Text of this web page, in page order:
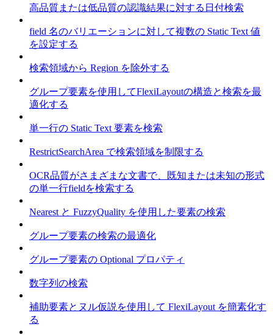
高品質または低品質の認識結果に対する日付検索
field 名のバリエーションに対して複数の Static Text 値
を設定する
検索領域から Region を除外する
グループ要素を使用してFlexiLayoutの構造と検索を最
適化する
単一行の Static Text 要素を検索
RestrictSearchArea で検索領域を制限する
OCR品質がさまざまな文書で、既知または未知の形式
の単一行fieldを検索する
Nearest と FuzzyQuality を使用した要素の検索
グループ要素の検索の最適化
グループ要素の Optional プロパティ
数字列の検索
補助要素とヌル仮説を使用して FlexiLayout を簡素化す
る